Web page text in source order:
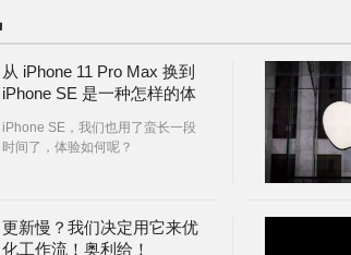
从 iPhone 11 Pro Max 换到
iPhone SE 是一种怎样的体
iPhone SE，我们也用了蛮长一段
时间了，体验如何呢？
更新慢？我们决定用它来优
化工作流！奥利给！